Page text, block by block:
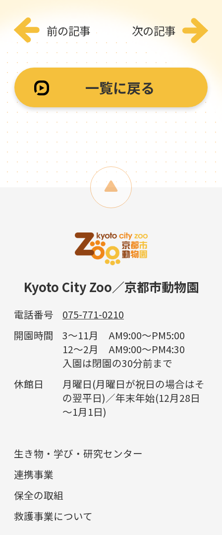
前の記事
一覧に戻る
次の記事
Kyoto City Zoo／京都市動物園
電話番号
075-771-0210
開園時間
3～11月 AM9:00～PM5:00
12～2月 AM9:00～PM4:30
入園は閉園の30分前まで
休館日
月曜日(月曜日が祝日の場合はそ
の翌平日)／年末年始(12月28日
～1月1日)
生き物・学び・研究センター
連携事業
保全の取組
救護事業について